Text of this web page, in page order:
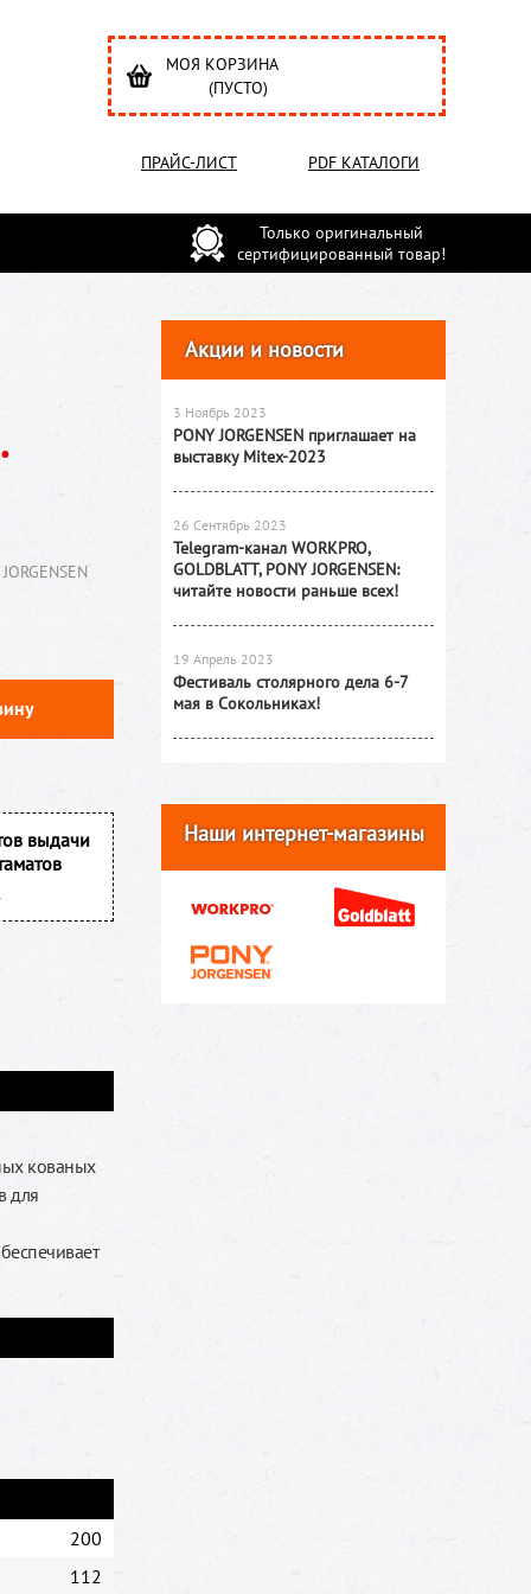
МОЯ КОРЗИНА
(ПУСТО)
ПРАЙС-ЛИСТ PDF КАТАЛОГИ
Только оригинальный
сертифицированный товар!
выдачи
кованых
для
200
112
Акции и новости
3 Ноябрь 2023
PONY JORGENSEN приглашает на
выставку Mitex-2023
26 Сентябрь 2023
Telegram-канал WORKPRO,
GOLDBLATT, PONY JORGENSEN:
читайте новости раньше всех!
19 Апрель 2023
Фестиваль столярного дела 6-7
мая в Сокольниках!
Наши интернет-магазины